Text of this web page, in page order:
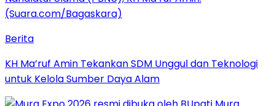
Berita
KH Ma’ruf Amin Tekankan SDM Unggul dan Teknologi
untuk Kelola Sumber Daya Alam